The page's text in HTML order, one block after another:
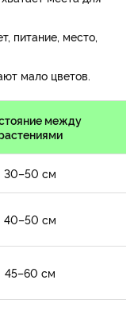
питание, место,
мало цветов.
между
30–50 см
40–50 см
45–60 см